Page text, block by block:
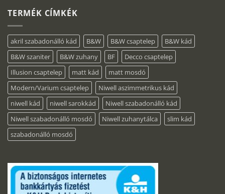
TERMÉK CÍMKÉK
akril szabadonálló kád B&W B&W csaptelep
B&W kád
B&W szaniter
B&W zuhany BF
Decco csaptelep
Illusion csaptelep
matt kád
matt mosdó
Modern/Varium csaptelep
Niwell aszimmetrikus kád
niwell kád
niwell sarokkád
Niwell szabadonálló kád
Niwell szabadonálló mosdó
Niwell zuhanytálca
slim kád
szabadonálló mosdó